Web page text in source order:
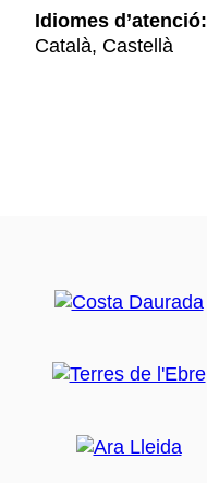
Idiomes d’atenció:
Català, Castellà